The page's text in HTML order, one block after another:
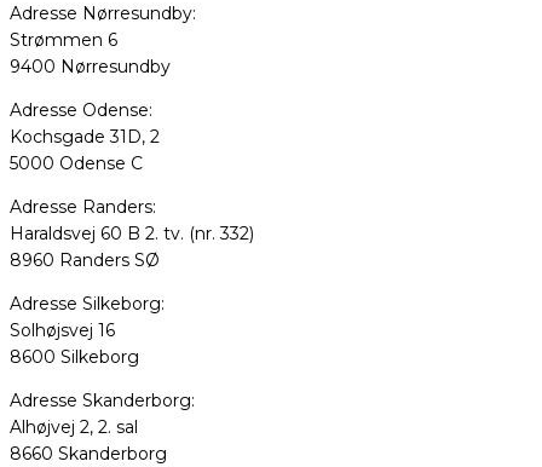
Adresse Nørresundby:
Strømmen 6
9400 Nørresundby
Adresse Odense:
Kochsgade 31D, 2
5000 Odense C
Adresse Randers:
Haraldsvej 60 B 2. tv. (nr. 332)
8960 Randers SØ
Adresse Silkeborg:
Solhøjsvej 16
8600 Silkeborg
Adresse Skanderborg:
Alhøjvej 2, 2. sal
8660 Skanderborg